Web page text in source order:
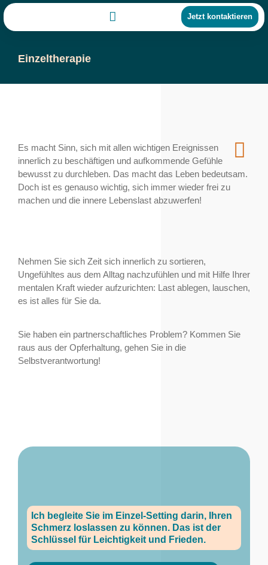
Jetzt kontaktieren
Einzeltherapie
Es macht Sinn, sich mit allen wichtigen Ereignissen
innerlich zu beschäftigen und aufkommende Gefühle
bewusst zu durchleben. Das macht das Leben bedeutsam.
Doch ist es genauso wichtig, sich immer wieder frei zu
machen und die innere Lebenslast abzuwerfen!
Nehmen Sie sich Zeit sich innerlich zu sortieren,
Ungefühltes aus dem Alltag nachzufühlen und mit Hilfe Ihrer
mentalen Kraft wieder aufzurichten: Last ablegen, lauschen,
es ist alles für Sie da.
Sie haben ein partnerschaftliches Problem? Kommen Sie
raus aus der Opferhaltung, gehen Sie in die
Selbstverantwortung!
Ich begleite Sie im Einzel-Setting darin, Ihren
Schmerz loslassen zu können. Das ist der
Schlüssel für Leichtigkeit und Frieden.